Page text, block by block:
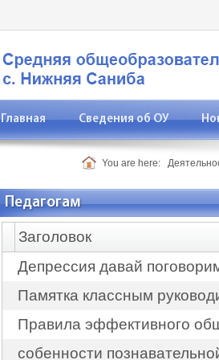
Главная Сведения об ОУ
You are here:
Педагогам
Заголовок
Депрессия давай
Памятка классным
Правила эффективного
собенности